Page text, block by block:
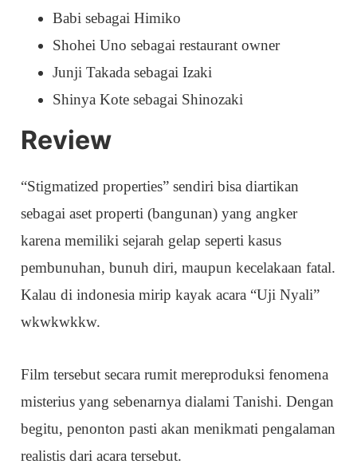
Babi sebagai Himiko
Shohei Uno sebagai restaurant owner
Junji Takada sebagai Izaki
Shinya Kote sebagai Shinozaki
Review
“Stigmatized properties” sendiri bisa diartikan
sebagai aset properti (bangunan) yang angker
karena memiliki sejarah gelap seperti kasus
pembunuhan, bunuh diri, maupun kecelakaan fatal.
Kalau di indonesia mirip kayak acara “Uji Nyali”
wkwkwkkw.
Film tersebut secara rumit mereproduksi fenomena
misterius yang sebenarnya dialami Tanishi. Dengan
begitu, penonton pasti akan menikmati pengalaman
realistis dari acara tersebut.